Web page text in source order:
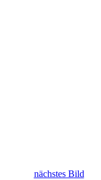
nächstes Bild